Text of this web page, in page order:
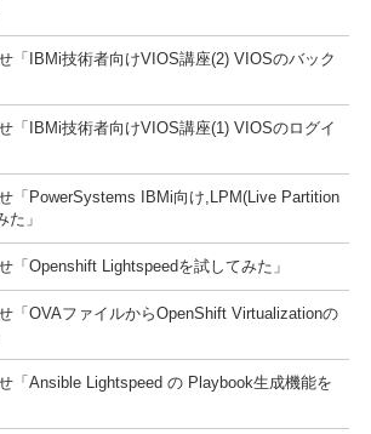
「IBMi技術者向けVIOS講座(2) VIOSのバック
「IBMi技術者向けVIOS講座(1) VIOSのログイ
「PowerSystems IBMi向け,LPM(Live Partition
」
「Openshift Lightspeedを試してみた」
「OVAファイルからOpenShift Virtualizationの
「Ansible Lightspeed の Playbook生成機能を